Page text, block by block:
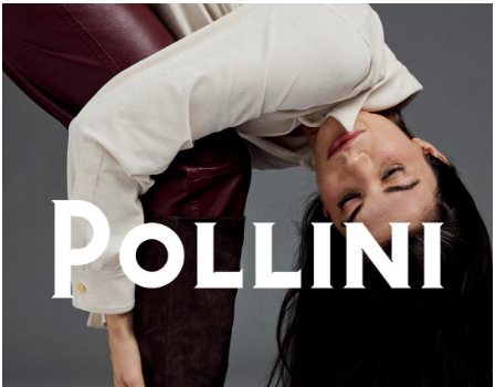
An ode to the house’s vibrant Italian roots, the new...